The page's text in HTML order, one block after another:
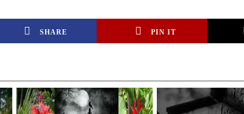
SHARE PIN IT